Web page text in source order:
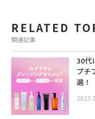
RELATED
関連記事
30代
プチ
選！